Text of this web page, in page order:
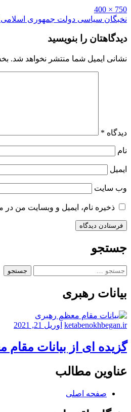
Full
size
750 × 400
راهبری
نوشته
نخبگان سیاسی دولت جمهوری اسلامی
دیدگاهتان را بنویسید
نشانی ایمیل شما منتشر نخواهد شد.
دیدگاه *
نام
ایمیل
وب‌ سایت
ذخیره نام، ایمیل و وبسایت من
جستجو
جستجو
بیانات رهبری
ketabenokhbegan.ir آوریل 21, 2021
گزیده ای از بیانات
عناوین مطالب
صفحه اصلی